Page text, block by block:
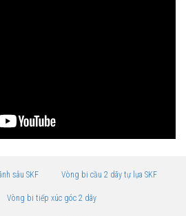
sâu SKF Vòng bi cầu 2 dãy tự lựa SKF
Vòng bi tiếp xúc góc 2 dãy